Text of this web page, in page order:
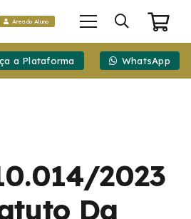
Área do Aluno
a Plataforma WhatsApp
2023
Da